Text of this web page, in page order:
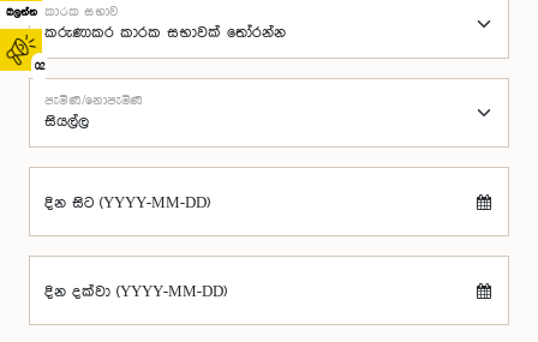
බලන්න
02
කාරක සභාව
පැමිණි/නොපැමිණි
දින සිට (YYYY-MM-DD)
දින දක්වා (YYYY-MM-DD)